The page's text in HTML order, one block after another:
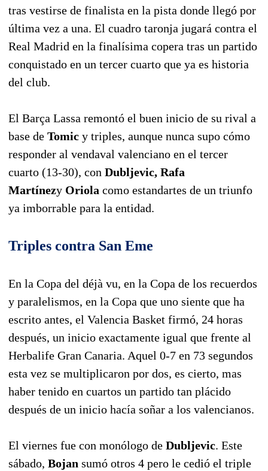
tras vestirse de finalista en la pista donde llegó por
última vez a una. El cuadro taronja jugará contra el
Real Madrid en la finalísima copera tras un partido
conquistado en un tercer cuarto que ya es historia
del club.
El Barça Lassa remontó el buen inicio de su rival a
base de Tomic y triples, aunque nunca supo cómo
responder al vendaval valenciano en el tercer
cuarto (13-30), con Dubljevic, Rafa
Martínezy Oriola como estandartes de un triunfo
ya imborrable para la entidad.
Triples contra San Eme
En la Copa del déjà vu, en la Copa de los recuerdos
y paralelismos, en la Copa que uno siente que ha
escrito antes, el Valencia Basket firmó, 24 horas
después, un inicio exactamente igual que frente al
Herbalife Gran Canaria. Aquel 0-7 en 73 segundos
esta vez se multiplicaron por dos, es cierto, mas
haber tenido en cuartos un partido tan plácido
después de un inicio hacía soñar a los valencianos.
El viernes fue con monólogo de Dubljevic. Este
sábado, Bojan sumó otros 4 pero le cedió el triple